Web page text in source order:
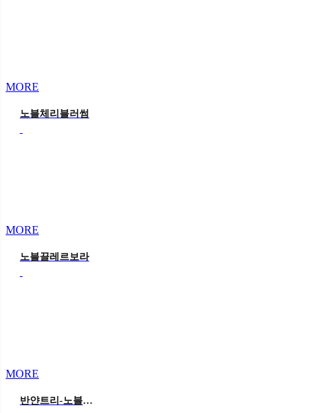
MORE
노블체리블러썸
MORE
노블끌레르보라
MORE
반얀트리-노블꽃채운